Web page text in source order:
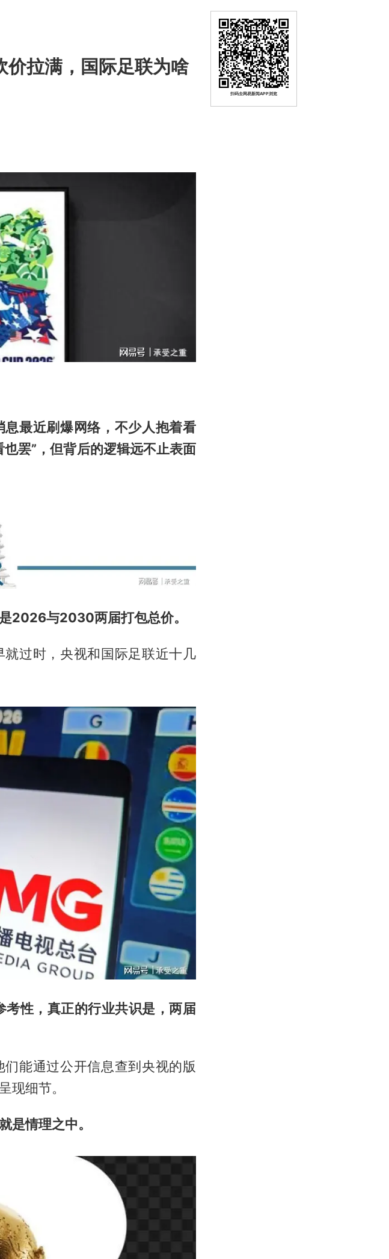
价拉满，国际足联为啥
最近刷爆网络，不少人抱着看
罢”，但背后的逻辑远不止表面
2026与2030两届打包总价。
过时，央视和国际足联近十几
性，真正的行业共识是，两届
能通过公开信息查到央视的版
现细节。
是情理之中。
扫码去网易新闻APP浏览